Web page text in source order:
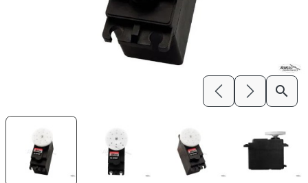
PreviousNext search